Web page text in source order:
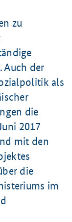
zu
Auch der
als
die
2017
mit den
die
im